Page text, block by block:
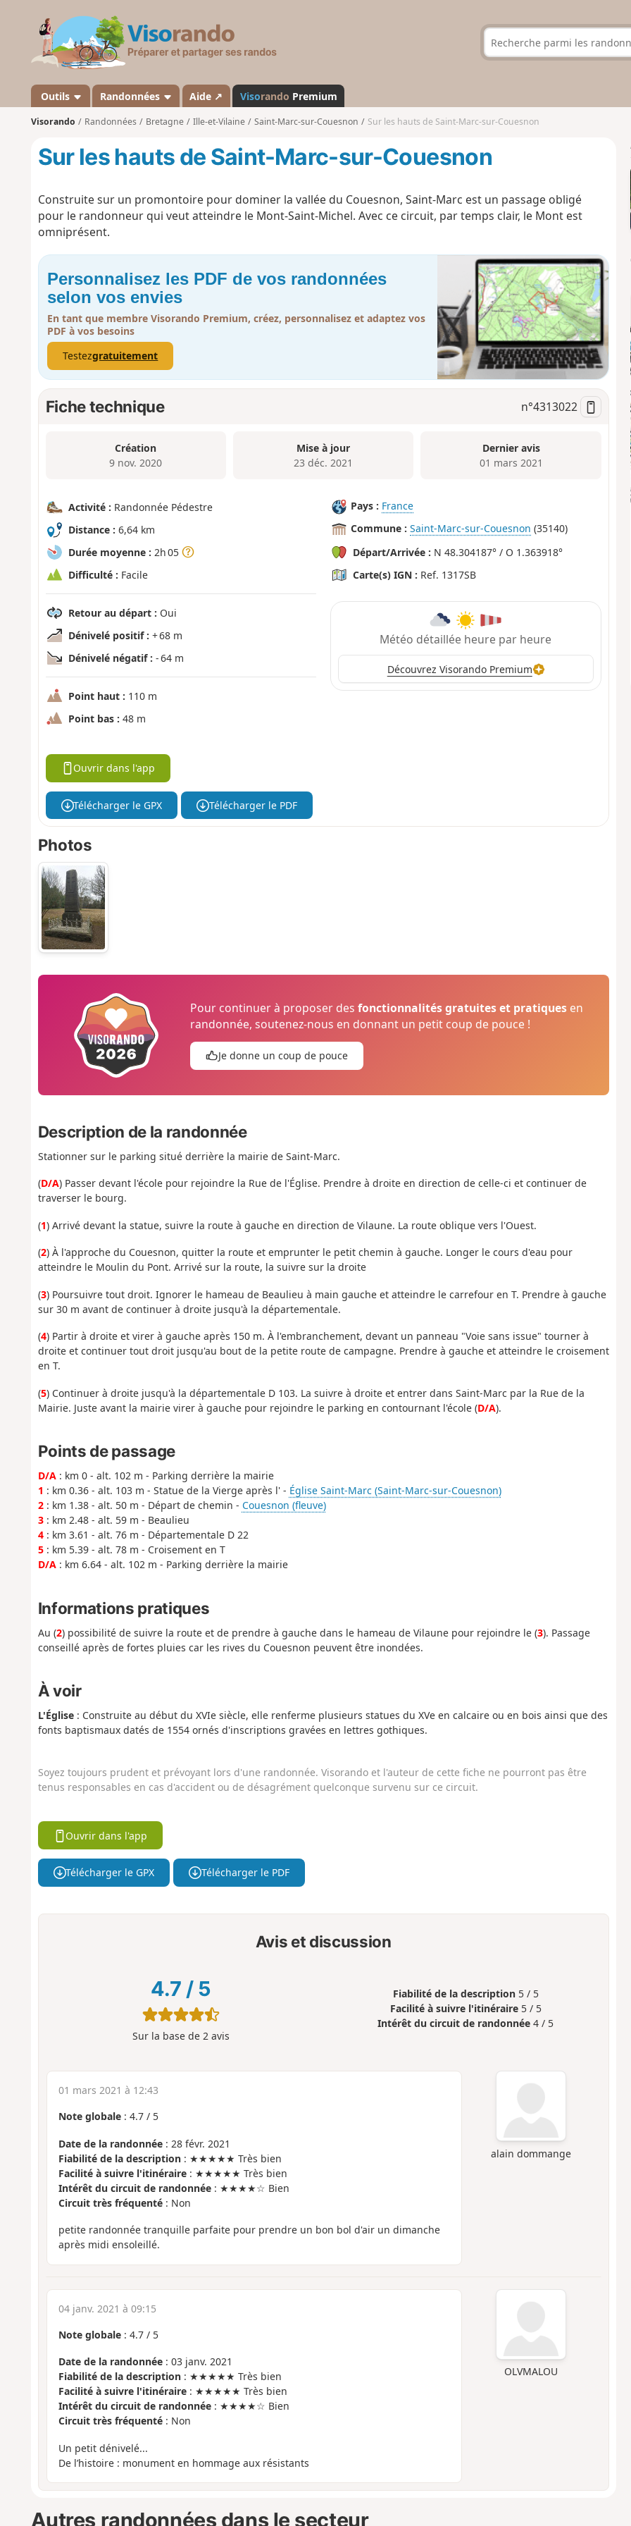
s
a
n
d
Outils Randonnées Aide ↗ Visorando Premium
Visorando Randonnées Bretagne Ille-et-Vilaine Saint-Marc-sur-Couesnon Sur les hauts de Saint-Marc-sur-Couesnon
Sur les hauts de Saint-Marc-sur-Couesnon
Construite sur un promontoire pour dominer la vallée du Couesnon, Saint-Marc est un passage obligé
pour le randonneur qui veut atteindre le Mont-Saint-Michel. Avec ce circuit, par temps clair, le Mont est
omniprésent.
Personnalisez les PDF de vos randonnées
selon vos envies
En tant que membre Visorando Premium, créez, personnalisez et adaptez vos
PDF à vos besoins
Testezgratuitement
Fiche technique n°4313022
Création
9 nov. 2020
Mise à jour
23 déc. 2021
Dernier avis
01 mars 2021
Activité : Randonnée Pédestre
Distance : 6,64 km
Durée moyenne : 2h 05
Difficulté : Facile
Retour au départ : Oui
Dénivelé positif : + 68 m
Dénivelé négatif : - 64 m
Point haut : 110 m
Point bas : 48 m
Pays : France
Commune : Saint-Marc-sur-Couesnon (35140)
Départ/Arrivée : N 48.304187° / O 1.363918°
Carte(s) IGN : Ref. 1317SB
Météo détaillée heure par heure
Découvrez Visorando Premium
Ouvrir dans l'app
Télécharger le GPX Télécharger le PDF
Photos
Pour continuer à proposer desfonctionnalités gratuites et pratiques en
randonnée, soutenez-nous en donnant un petit coup de pouce !
Je donne un coup de pouce
Description de la randonnée
Stationner sur le parking situé derrière la mairie de Saint-Marc.
(D/A) Passer devant l'école pour rejoindre la Rue de l'Église. Prendre à droite en direction de celle-ci et continuer de
traverser le bourg.
(1) Arrivé devant la statue, suivre la route à gauche en direction de Vilaune. La route oblique vers l'Ouest.
(2) À l'approche du Couesnon, quitter la route et emprunter le petit chemin à gauche. Longer le cours d'eau pour
atteindre le Moulin du Pont. Arrivé sur la route, la suivre sur la droite
(3) Poursuivre tout droit. Ignorer le hameau de Beaulieu à main gauche et atteindre le carrefour en T. Prendre à gauche
sur 30 m avant de continuer à droite jusqu'à la départementale.
(4) Partir à droite et virer à gauche après 150 m. À l'embranchement, devant un panneau "Voie sans issue" tourner à
droite et continuer tout droit jusqu'au bout de la petite route de campagne. Prendre à gauche et atteindre le croisement
en T.
(5) Continuer à droite jusqu'à la départementale D 103. La suivre à droite et entrer dans Saint-Marc par la Rue de la
Mairie. Juste avant la mairie virer à gauche pour rejoindre le parking en contournant l'école (D/A).
Points de passage
D/A: km 0 - alt. 102 m - Parking derrière la mairie
1 : km 0.36 - alt. 103 m - Statue de la Vierge après l' - Église Saint-Marc (Saint-Marc-sur-Couesnon)
2: km 1.38 - alt. 50 m - Départ de chemin - Couesnon (fleuve)
3: km 2.48 - alt. 59 m - Beaulieu
4: km 3.61 - alt. 76 m - Départementale D 22
5: km 5.39 - alt. 78 m - Croisement en T
D/A: km 6.64 - alt. 102 m - Parking derrière la mairie
Informations pratiques
Au (2) possibilité de suivre la route et de prendre à gauche dans le hameau de Vilaune pour rejoindre le (3). Passage
conseillé après de fortes pluies car les rives du Couesnon peuvent être inondées.
À voir
L'Église: Construite au début du XVIe siècle, elle renferme plusieurs statues du XVe en calcaire ou en bois ainsi que des
fonts baptismaux datés de 1554 ornés d'inscriptions gravées en lettres gothiques.
Soyez toujours prudent et prévoyant lors d'une randonnée. Visorando et l'auteur de cette fiche ne pourront pas être
tenus responsables en cas d'accident ou de désagrément quelconque survenu sur ce circuit.
Ouvrir dans l'app
Télécharger le GPX Télécharger le PDF
Avis et discussion
4.7 / 5
Sur la base de 2 avis
Fiabilité de la description 5 / 5
Facilité à suivre l'itinéraire 5 / 5
Intérêt du circuit de randonnée 4 / 5
alain dommange
01 mars 2021 à 12:43
Note globale: 4.7/ 5
Date de la randonnée: 28 févr. 2021
Fiabilité de la description: ★★★★★ Très bien
Facilité à suivre l'itinéraire: ★★★★★ Très bien
Intérêt du circuit de randonnée: ★★★★☆ Bien
Circuit très fréquenté: Non
petite randonnée tranquille parfaite pour prendre un bon bol d'air un dimanche
après midi ensoleillé.
OLVMALOU
04 janv. 2021 à 09:15
Note globale: 4.7/ 5
Date de la randonnée: 03 janv. 2021
Fiabilité de la description: ★★★★★ Très bien
Facilité à suivre l'itinéraire: ★★★★★ Très bien
Intérêt du circuit de randonnée: ★★★★☆ Bien
Circuit très fréquenté: Non
Un petit dénivelé...
De l’histoire : monument en hommage aux résistants
Autres randonnées dans le secteur